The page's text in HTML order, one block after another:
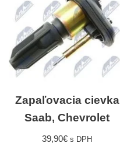
Zapaľovacia cievka
Saab, Chevrolet
39,90€ s DPH